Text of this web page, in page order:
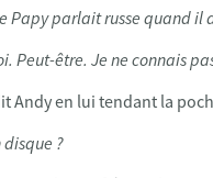
Papy parlait russe quand
Peut-être. Je ne connais
Andy en lui tendant la
disque ?